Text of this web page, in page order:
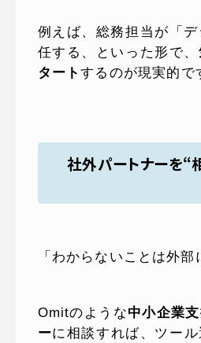
例えば、総務担当が「
任する、といった形で、
タートするのが現実的で
社外パートナーを“
「わからないことは外部
Omitのような中小企業
ーに相談すれば、ツー